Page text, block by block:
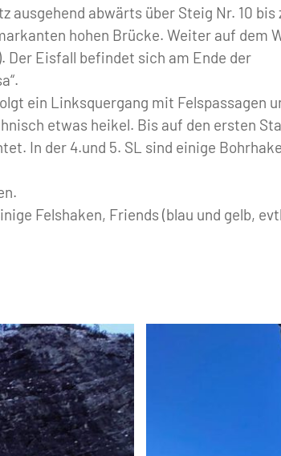
ausgehend abwärts über Steig Nr. 10 bis
hohen Brücke. Weiter auf dem
Der Eisfall befindet sich am Ende der
ein Linksquergang mit Felspassagen
etwas heikel. Bis auf den ersten
In der 4.und 5. SL sind einige
Felshaken, Friends (blau und gelb,